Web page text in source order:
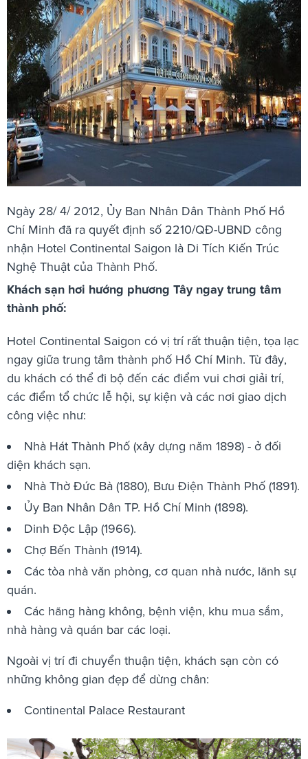
Ngày 28/ 4/ 2012, Ủy Ban Nhân Dân Thành Phố Hồ
Chí Minh đã ra quyết định số 2210/QĐ-UBND công
nhận Hotel Continental Saigon là Di Tích Kiến Trúc
Nghệ Thuật của Thành Phố.
Khách sạn hơi hướng phương Tây ngay trung tâm
thành phố:
Hotel Continental Saigon có vị trí rất thuận tiện, tọa lạc
ngay giữa trung tâm thành phố Hồ Chí Minh. Từ đây,
du khách có thể đi bộ đến các điểm vui chơi giải trí,
các điểm tổ chức lễ hội, sự kiện và các nơi giao dịch
công việc như:
Nhà Hát Thành Phố (xây dựng năm 1898) - ở đối
diện khách sạn.
Nhà Thờ Đức Bà (1880), Bưu Điện Thành Phố (1891).
Ủy Ban Nhân Dân TP. Hồ Chí Minh (1898).
Dinh Độc Lập (1966).
Chợ Bến Thành (1914).
Các tòa nhà văn phòng, cơ quan nhà nước, lãnh sự
quán.
Các hãng hàng không, bệnh viện, khu mua sắm,
nhà hàng và quán bar các loại.
Ngoài vị trí đi chuyển thuận tiện, khách sạn còn có
những không gian đẹp để dừng chân:
Continental Palace Restaurant